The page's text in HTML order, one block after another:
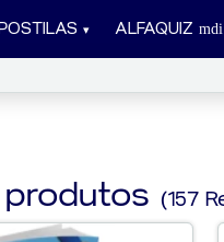
ALFAQUIZ
(157